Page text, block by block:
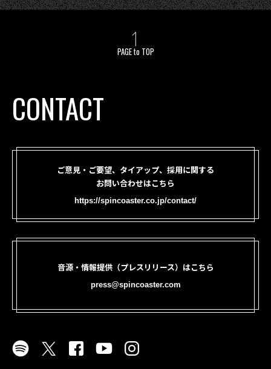
PAGE to TOP
CONTACT
ご意見・ご要望、タイアップ、採用に関する
お問い合わせはこちら
https://spincoaster.co.jp/contact/
音源・情報提供（プレスリリース）はこちら
press@spincoaster.com